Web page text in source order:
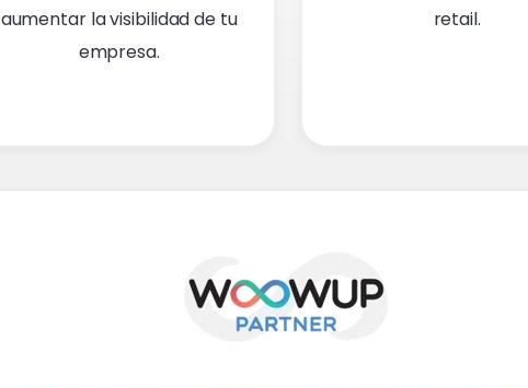
aumentar la visibilidad de tu
empresa.
retail.